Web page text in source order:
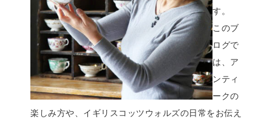
す。
このブ
ログで
は、ア
ンティ
ークの
楽しみ方や、イギリスコッツウォルズの日常をお伝え